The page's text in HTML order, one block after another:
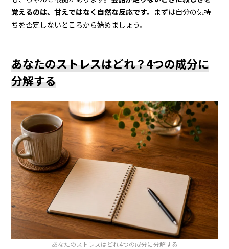
覚えるのは、甘えではなく自然な反応です。 まずは自分の気持
ちを否定しないところから始めましょう。
あなたのストレスはどれ？4つの成分に
分解する
あなたのストレスはどれ4つの成分に分解する